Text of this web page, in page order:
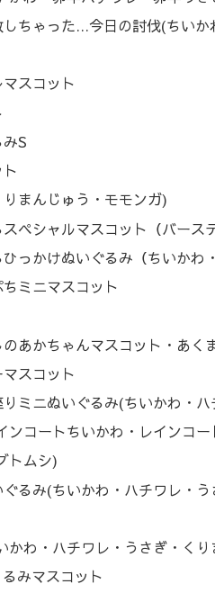
ちゃった…今日の討伐(ちいか
スコット
S
まんじゅう・モモンガ)
ペシャルマスコット（バース
っかけぬいぐるみ（ちいかわ
ミニマスコット
かちゃんマスコット・あく
スコット
ミニぬいぐるみ(ちいかわ・
ンコートちいかわ・レインコ
トムシ)
るみ(ちいかわ・ハチワレ・う
かわ・ハチワレ・うさぎ・く
みマスコット